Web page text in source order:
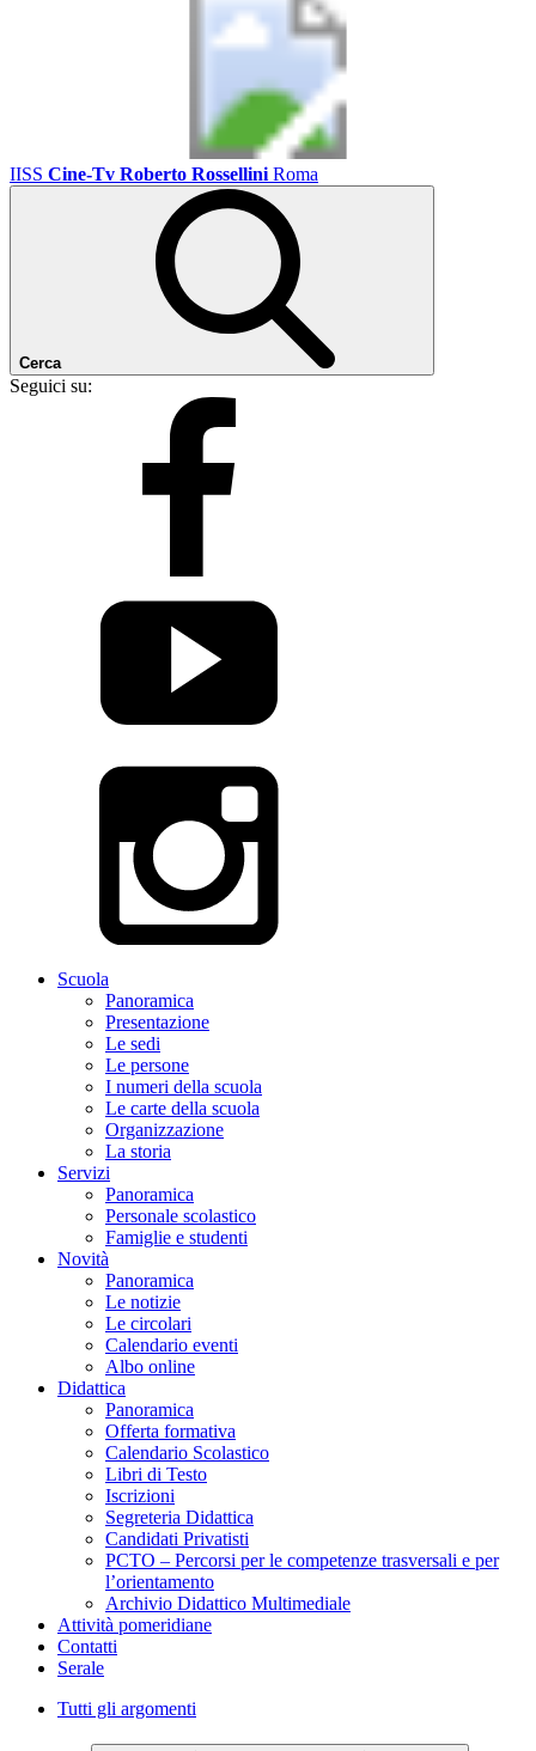
IISS Cine-Tv Roberto Rossellini Roma
Cerca
Seguici su:
Scuola
Panoramica
Presentazione
Le sedi
Le persone
I numeri della scuola
Le carte della scuola
Organizzazione
La storia
Servizi
Panoramica
Personale scolastico
Famiglie e studenti
Novità
Panoramica
Le notizie
Le circolari
Calendario eventi
Albo online
Didattica
Panoramica
Offerta formativa
Calendario Scolastico
Libri di Testo
Iscrizioni
Segreteria Didattica
Candidati Privatisti
PCTO – Percorsi per le competenze trasversali e per
l’orientamento
Archivio Didattico Multimediale
Attività pomeridiane
Contatti
Serale
Tutti gli argomenti